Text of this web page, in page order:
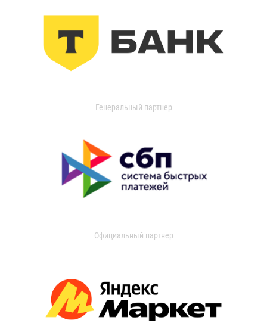
Генеральный партнер
Официальный партнер